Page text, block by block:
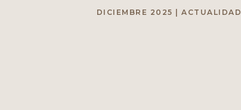
DICIEMBRE 2025 |ACTUALIDAD